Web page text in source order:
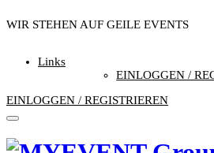
WIR STEHEN AUF GEILE EVENTS
Links
EINLOGGEN /
EINLOGGEN / REGISTRIEREN